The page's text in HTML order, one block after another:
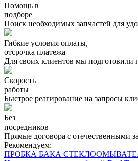
Помощь в
подборе
Поиск необходимых запчастей для
Гибкие условия оплаты,
отсрочка платежа
Для своих клиентов мы подготовили
Скорость
работы
Быстрое реагирование на запросы
Без
посредников
Прямые договора с отечественными
Рекомендуем:
ПРОБКА БАКА СТЕКЛООМЫВАТЕЛЯ